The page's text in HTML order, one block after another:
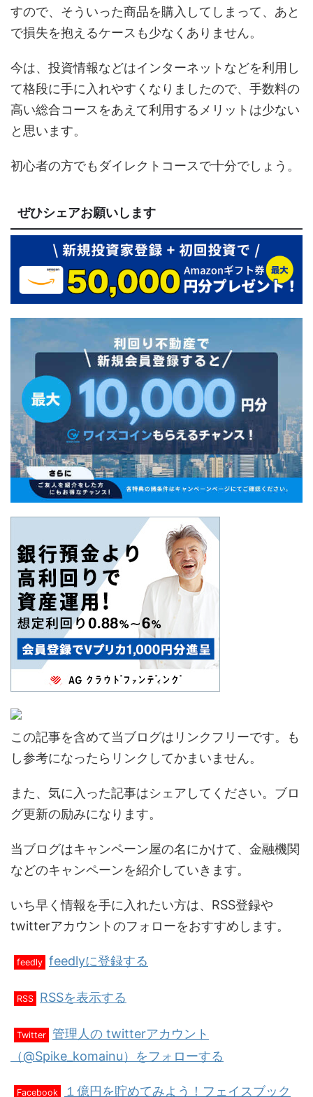
すので、そういった商品を購入してしまって、あと
で損失を抱えるケースも少なくありません。
今は、投資情報などはインターネットなどを利用し
て格段に手に入れやすくなりましたので、手数料の
高い総合コースをあえて利用するメリットは少ない
と思います。
初心者の方でもダイレクトコースで十分でしょう。
ぜひシェアお願いします
この記事を含めて当ブログはリンクフリーです。も
し参考になったらリンクしてかまいません。
また、気に入った記事はシェアしてください。ブロ
グ更新の励みになります。
当ブログはキャンペーン屋の名にかけて、金融機関
などのキャンペーンを紹介していきます。
いち早く情報を手に入れたい方は、RSS登録や
twitterアカウントのフォローをおすすめします。
feedly feedlyに登録する
RSS RSSを表示する
Twitter 管理人の twitterアカウント
（@Spike_komainu）をフォローする
Facebook
１億円を貯めてみよう！フェイスブック